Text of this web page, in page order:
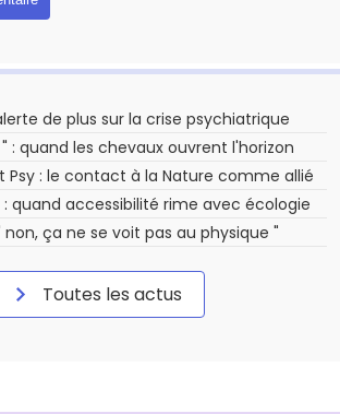
de plus sur la crise psychiatrique
: quand les chevaux ouvrent l'horizon
Psy : le contact à la Nature comme allié
: quand accessibilité rime avec écologie
non, ça ne se voit pas au physique "
Toutes les actus